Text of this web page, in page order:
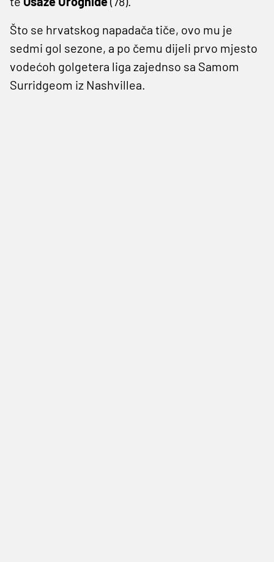
Što se hrvatskog napadača tiče, ovo mu je
sedmi gol sezone, a po čemu dijeli prvo mjesto
vodećoh golgetera liga zajednso sa Samom
Surridgeom iz Nashvillea.